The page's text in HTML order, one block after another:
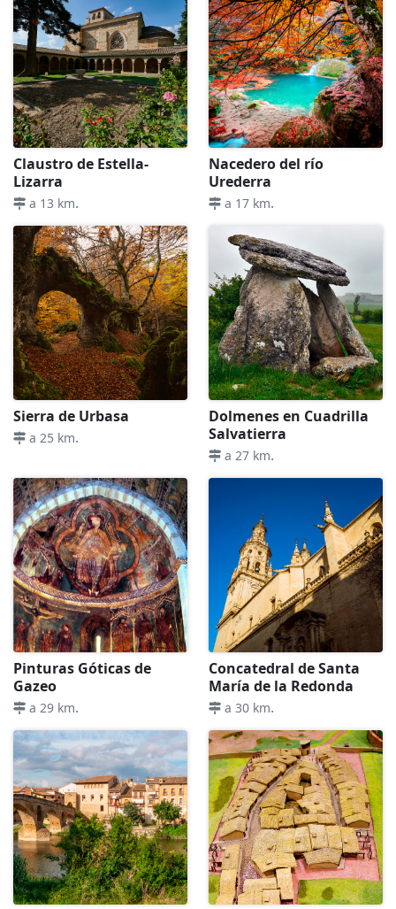
Claustro de Estella-
Lizarra
a 13 km.
Nacedero del río
Urederra
a 17 km.
Sierra de Urbasa
a 25 km.
Dolmenes en Cuadrilla
Salvatierra
a 27 km.
Pinturas Góticas de
Gazeo
a 29 km.
Concatedral de Santa
María de la Redonda
a 30 km.